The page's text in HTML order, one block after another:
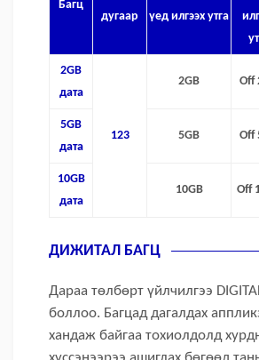
Багц
дугаар
үед илгээх утга
2GB
дата
123
2GB Off
5GB
дата
5GB Off
10GB
дата
10GB Off
ДИЖИТАЛ БАГЦ
Дараа төлбөрт үйлчилгээ
боллоо. Багцад дагалдах
хандаж байгаа тохиолдолд